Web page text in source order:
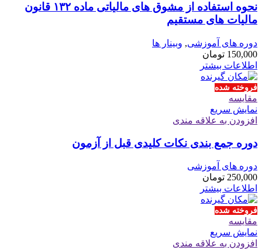
نحوه استفاده از مشوق های مالیاتی ماده ۱۳۲ قانون
مالیات های مستقیم
دوره های آموزشی, وبینار ها
150,000 تومان
اطلاعات بیشتر
فروخته شده
مقايسه
نمایش سریع
افزودن به علاقه مندی
دوره جمع بندی نکات کلیدی قبل از آزمون
دوره های آموزشی
250,000 تومان
اطلاعات بیشتر
فروخته شده
مقايسه
نمایش سریع
افزودن به علاقه مندی